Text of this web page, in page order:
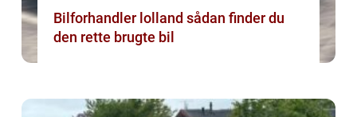
Bilforhandler lolland sådan finder du
den rette brugte bil